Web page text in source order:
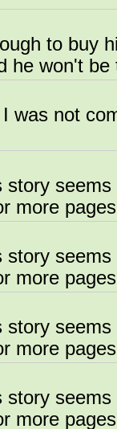
to buy
he won't
was not
more
more
more
more